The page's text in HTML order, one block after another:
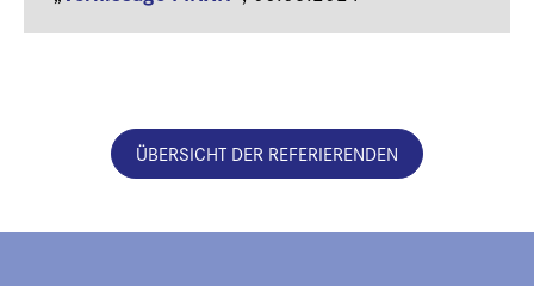
ÜBERSICHT DER REFERIERENDEN